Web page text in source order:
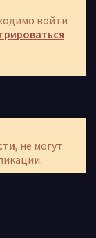
войти
, не могут